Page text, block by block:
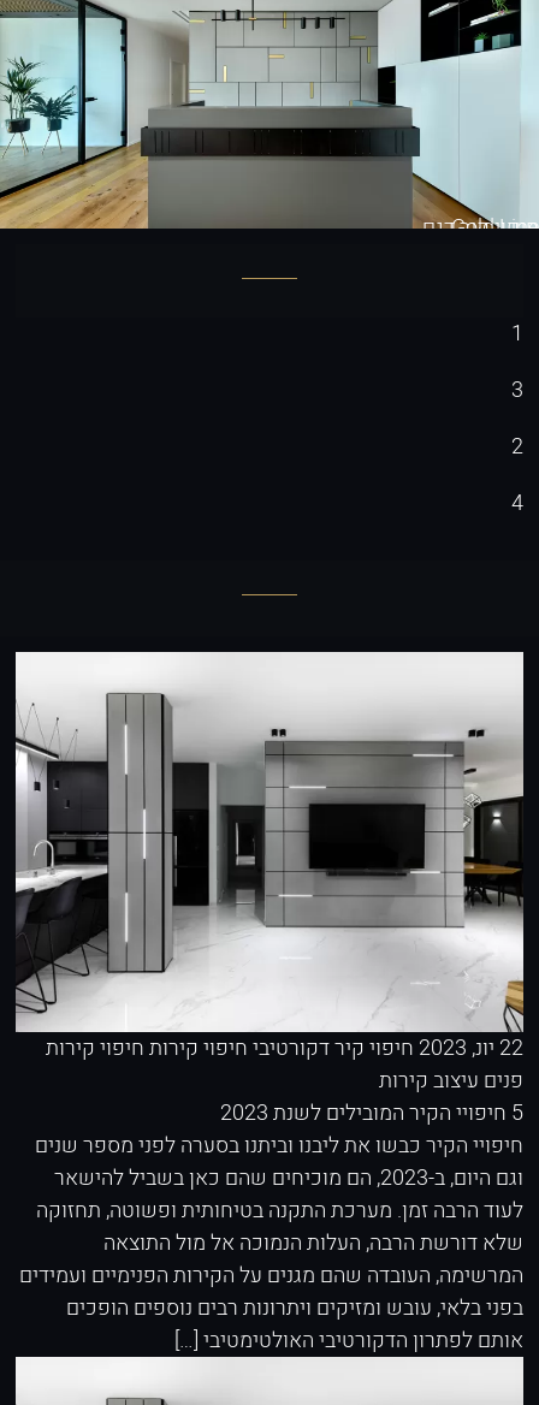
חיפוי קיר דגם
Gold Line
1
3
2
4
22 יונ, 2023 חיפוי קיר דקורטיביחיפוי קירותחיפוי קירות
פנים עיצוב קירות
5 חיפויי הקיר המובילים לשנת 2023
חיפויי הקיר כבשו את ליבנו וביתנו בסערה לפני מספר שנים
וגם היום, ב-2023, הם מוכיחים שהם כאן בשביל להישאר
לעוד הרבה זמן. מערכת התקנה בטיחותית ופשוטה, תחזוקה
שלא דורשת הרבה, העלות הנמוכה אל מול התוצאה
המרשימה, העובדה שהם מגנים על הקירות הפנימיים ועמידים
בפני בלאי, עובש ומזיקים ויתרונות רבים נוספים הופכים
אותם לפתרון הדקורטיבי האולטימטיבי […]